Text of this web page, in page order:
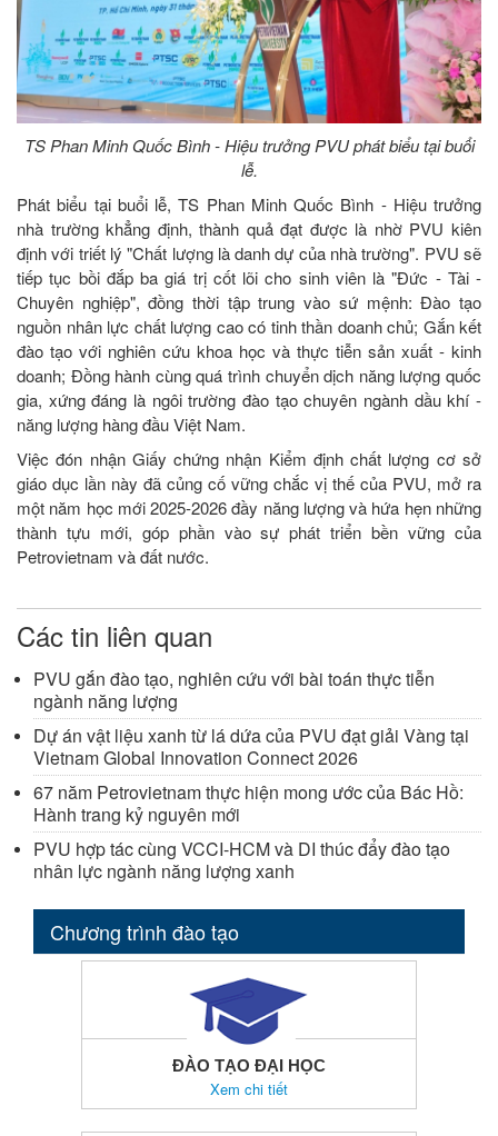
TS Phan Minh Quốc Bình - Hiệu trưởng PVU phát biểu tại buổi
lễ.
Phát biểu tại buổi lễ, TS Phan Minh Quốc Bình - Hiệu trưởng
nhà trường khẳng định, thành quả đạt được là nhờ PVU kiên
định với triết lý "Chất lượng là danh dự của nhà trường". PVU sẽ
tiếp tục bồi đắp ba giá trị cốt lõi cho sinh viên là "Đức - Tài -
Chuyên nghiệp", đồng thời tập trung vào sứ mệnh: Đào tạo
nguồn nhân lực chất lượng cao có tinh thần doanh chủ; Gắn kết
đào tạo với nghiên cứu khoa học và thực tiễn sản xuất - kinh
doanh; Đồng hành cùng quá trình chuyển dịch năng lượng quốc
gia, xứng đáng là ngôi trường đào tạo chuyên ngành dầu khí -
năng lượng hàng đầu Việt Nam.
Việc đón nhận Giấy chứng nhận Kiểm định chất lượng cơ sở
giáo dục lần này đã củng cố vững chắc vị thế của PVU, mở ra
một năm học mới 2025-2026 đầy năng lượng và hứa hẹn những
thành tựu mới, góp phần vào sự phát triển bền vững của
Petrovietnam và đất nước.
Các tin liên quan
PVU gắn đào tạo, nghiên cứu với bài toán thực tiễn
ngành năng lượng
Dự án vật liệu xanh từ lá dứa của PVU đạt giải Vàng tại
Vietnam Global Innovation Connect 2026
67 năm Petrovietnam thực hiện mong ước của Bác Hồ:
Hành trang kỷ nguyên mới
PVU hợp tác cùng VCCI-HCM và DI thúc đẩy đào tạo
nhân lực ngành năng lượng xanh
Chương trình đào tạo
ĐÀO TẠO ĐẠI HỌC
Xem chi tiết